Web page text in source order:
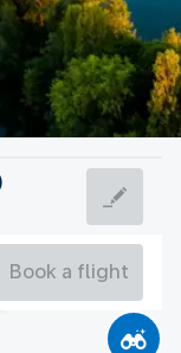
Book a flight